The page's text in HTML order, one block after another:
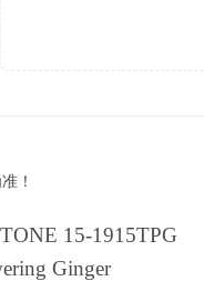
！
15-1915TPG
Ginger